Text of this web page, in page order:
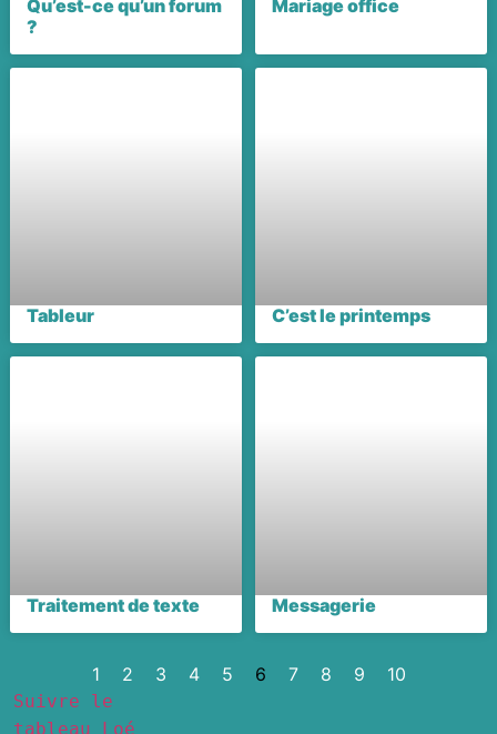
Qu’est-ce qu’un forum
?
Mariage office
Tableur C’est le printemps
Traitement de texte Messagerie
1 2 3 4 5 6 7 8 9 10
Suivre le
tableau Loé